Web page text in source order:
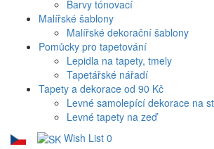
Barvy tónovací
Malířské šablony
Malířské dekorační šablony
Pomůcky pro tapetování
Lepidla na tapety, tmely
Tapetářské nářadí
Tapety a dekorace od 90 Kč
Levné samolepící dekorace na
Levné tapety na zeď
Wish List 0